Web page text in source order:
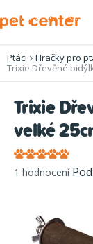
na
Ptáci
Hračky pro
Trixie Dřevěné
Trixie
velké
Průměrné
hodnocení
1 hodnocení